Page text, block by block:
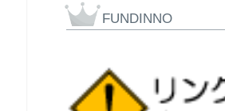
FUNDINNO